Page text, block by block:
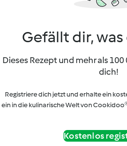
Gefällt dir,
Dieses Rezept und mehr als
dich!
Registriere dich jetzt und erhalte ein
ein in die kulinarische Welt von
Kostenlos